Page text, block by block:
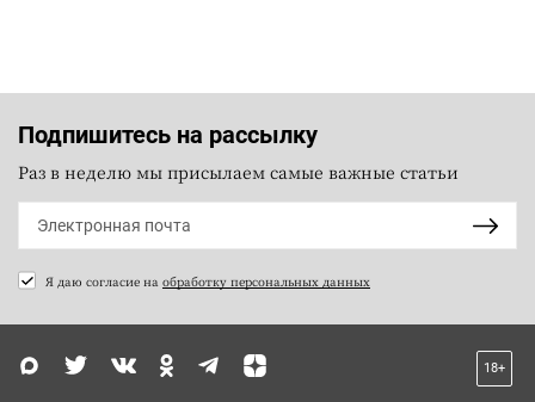
Подпишитесь на рассылку
Раз в неделю мы присылаем самые важные статьи
Я даю согласие на обработку персональных данных
18+